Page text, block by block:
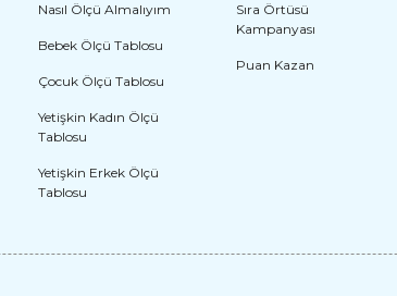
Nasıl Ölçü Almalıyım
Bebek Ölçü Tablosu
Çocuk Ölçü Tablosu
Yetişkin Kadın Ölçü
Tablosu
Yetişkin Erkek Ölçü
Tablosu
Sıra Örtüsü
Kampanyası
Puan Kazan